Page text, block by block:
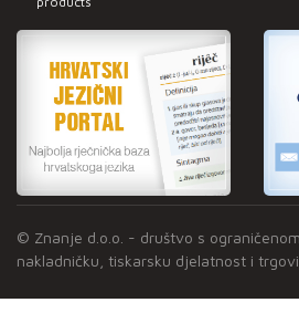
© Znanje d.o.o. - društvo s
nakladničku, tiskarsku djelatnost i